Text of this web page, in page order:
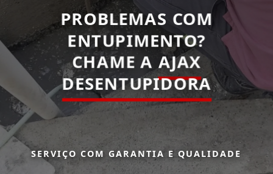
PROBLEMAS COM
ENTUPIMENTO?
CHAME A AJAX
DESENTUPIDORA
SERVIÇO COM GARANTIA E QUALIDADE